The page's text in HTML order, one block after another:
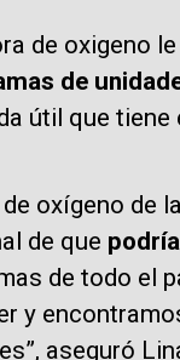
de oxigeno le
de
útil que tiene
oxígeno de
de que
de todo el
y
aseguró